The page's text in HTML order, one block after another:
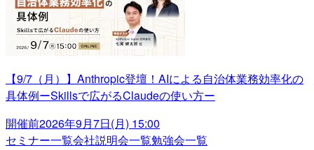
【9/7（月）】Anthropic登壇！AIによる自治体業務効率化の
具体例ーSkillsで広がるClaudeの使い方ー
開催前2026年9月7日(月) 15:00
セミナー一覧会社説明会一覧勉強会一覧